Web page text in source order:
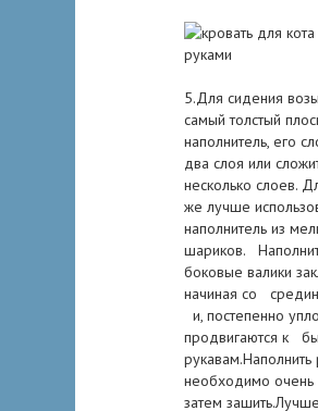
5.Для сидения
самый толстый
наполнитель, его
два слоя или
несколько слоев.
же лучше
наполнитель из
шариков.
боковые валики
начиная со
и, постепенно
продвигаются к
рукавам.Наполнить
необходимо очень
затем